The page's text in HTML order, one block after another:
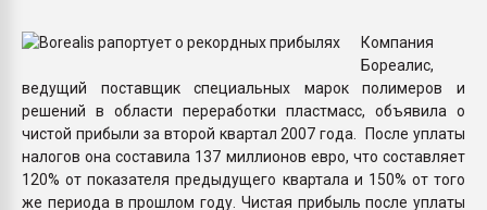
ПЕРЕЙТИ НА
Компания
Бореалис,
ведущий поставщик специальных марок полимеров и
решений в области переработки пластмасс, объявила о
чистой прибыли за второй квартал 2007 года. После уплаты
налогов она составила 137 миллионов евро, что составляет
120% от показателя предыдущего квартала и 150% от того
же периода в прошлом году. Чистая прибыль после уплаты